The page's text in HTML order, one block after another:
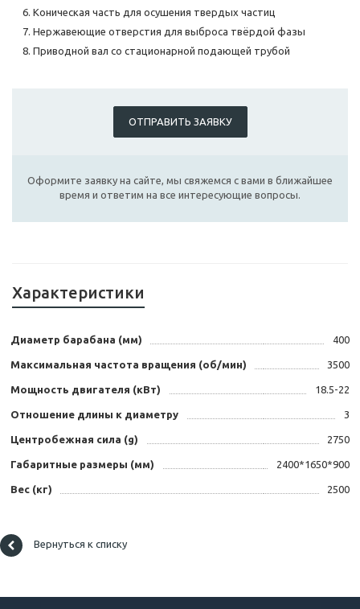
Коническая часть для осушения твердых частиц
Нержавеющие отверстия для выброса твёрдой фазы
Приводной вал со стационарной подающей трубой
ОТПРАВИТЬ ЗАЯВКУ
Оформите заявку на сайте, мы свяжемся с вами в ближайшее
время и ответим на все интересующие вопросы.
Характеристики
Диаметр барабана (мм) 400
Максимальная частота вращения (об/мин) 3500
Мощность двигателя (кВт) 18.5-22
Отношение длины к диаметру 3
Центробежная сила (g) 2750
Габаритные размеры (мм) 2400*1650*900
Вес (кг) 2500
Вернуться к списку